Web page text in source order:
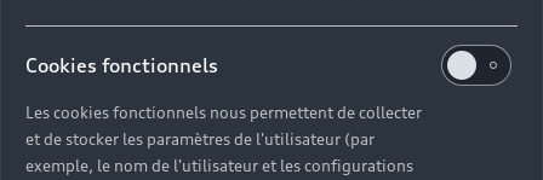
Cookies fonctionnels
Les cookies fonctionnels nous permettent de collecter
et de stocker les paramètres de l'utilisateur (par
exemple, le nom de l'utilisateur et les configurations